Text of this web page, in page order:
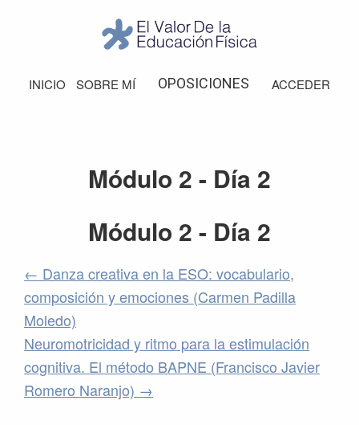
navegación
principal
barra
Valor
de
INICIO SOBRE MÍ OPOSICIONES ACCEDER
Módulo 2 - Día 2
Módulo 2 - Día 2
Danza creativa en la ESO: vocabulario,
composición y emociones (Carmen Padilla
Moledo)
Neuromotricidad y ritmo para la estimulación
cognitiva. El método BAPNE (Francisco Javier
Romero Naranjo)